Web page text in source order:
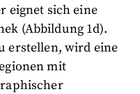
eignet sich eine
(Abbildung 1d).
erstellen, wird eine
mit